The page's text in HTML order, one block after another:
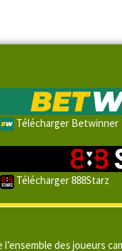
Télécharger Betwinner
Télécharger 888Starz
des joueurs